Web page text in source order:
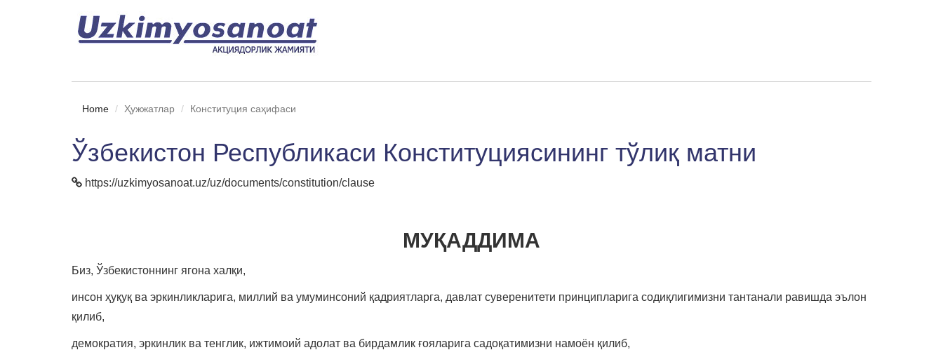
Home Ҳужжатлар Конституция саҳифаси
Ўзбекистон Республикаси Конституциясининг тўлиқ матни
https://uzkimyosanoat.uz/uz/documents/constitution/clause
МУҚАДДИМА
Биз, Ўзбекистоннинг ягона халқи,
инсон ҳуқуқ ва эркинликларига, миллий ва умуминсоний қадриятларга, давлат суверенитети принципларига содиқлигимизни тантанали равишда эълон
қилиб,
демократия, эркинлик ва тенглик, ижтимоий адолат ва бирдамлик ғояларига садоқатимизни намоён қилиб,